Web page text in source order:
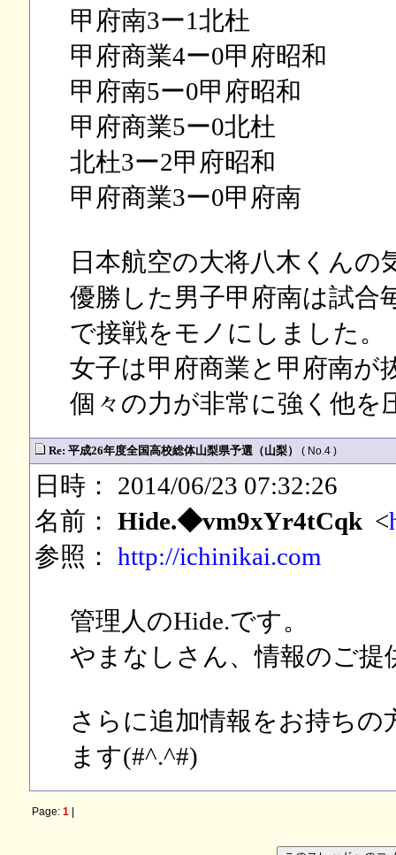
甲府南3ー1北杜
甲府商業4ー0甲府昭和
甲府南5ー0甲府昭和
甲府商業5ー0北杜
北杜3ー2甲府昭和
甲府商業3ー0甲府南
日本航空の大将八木くん
優勝した男子甲府南は試合
で接戦をモノにしました。
女子は甲府商業と甲府南が
個々の力が非常に強く他を
Re: 平成26年度全国高校総体山梨県予選（山梨） ( No.4 )
日時： 2014/06/23 07:32:26
名前： Hide.◆vm9xYr4tCqk<
参照： http://ichinikai.com
管理人のHide.です。
やまなしさん、情報のご
さらに追加情報をお持ち
ます(#^.^#)
Page: 1|